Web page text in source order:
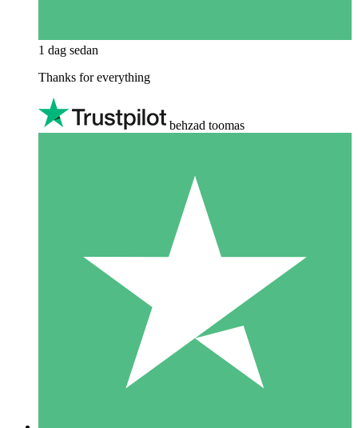
1 dag sedan
Thanks for everything
behzad toomas